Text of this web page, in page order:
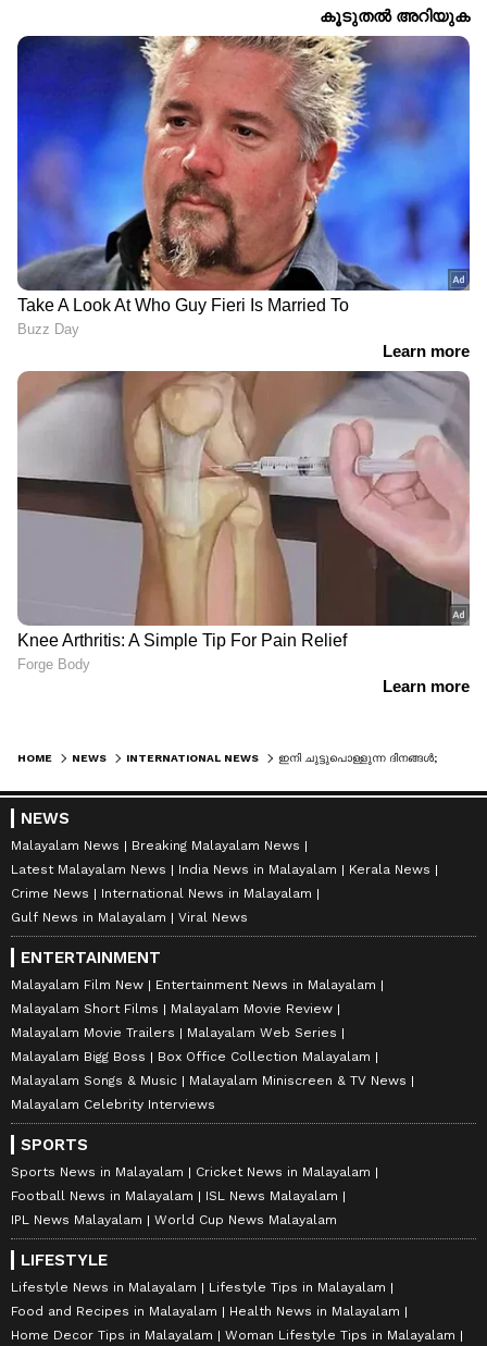
HOME NEWS INTERNATIONAL NEWS
NEWS
Malayalam News
Breaking Malayalam News
Latest Malayalam News
India News in Malayalam
Kerala News
Crime News
International News in Malayalam
Gulf News in Malayalam
Viral News
ENTERTAINMENT
Malayalam Film New
Entertainment News in Malayalam
Malayalam Short Films
Malayalam Movie Review
Malayalam Movie Trailers
Malayalam Web Series
Malayalam Bigg Boss
Box Office Collection Malayalam
Malayalam Songs & Music
Malayalam Miniscreen & TV News
Malayalam Celebrity Interviews
SPORTS
Sports News in Malayalam
Cricket News in Malayalam
Football News in Malayalam
ISL News Malayalam
IPL News Malayalam
World Cup News Malayalam
LIFESTYLE
Lifestyle News in Malayalam
Lifestyle Tips in Malayalam
Food and Recipes in Malayalam
Health News in Malayalam
Home Decor Tips in Malayalam
Woman Lifestyle Tips in Malayalam